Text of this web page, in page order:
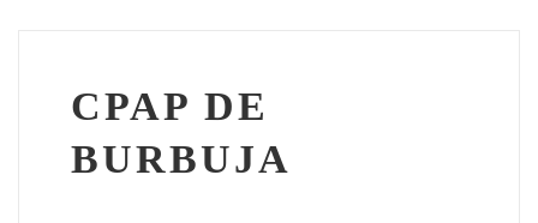
CPAP DE
BURBUJA